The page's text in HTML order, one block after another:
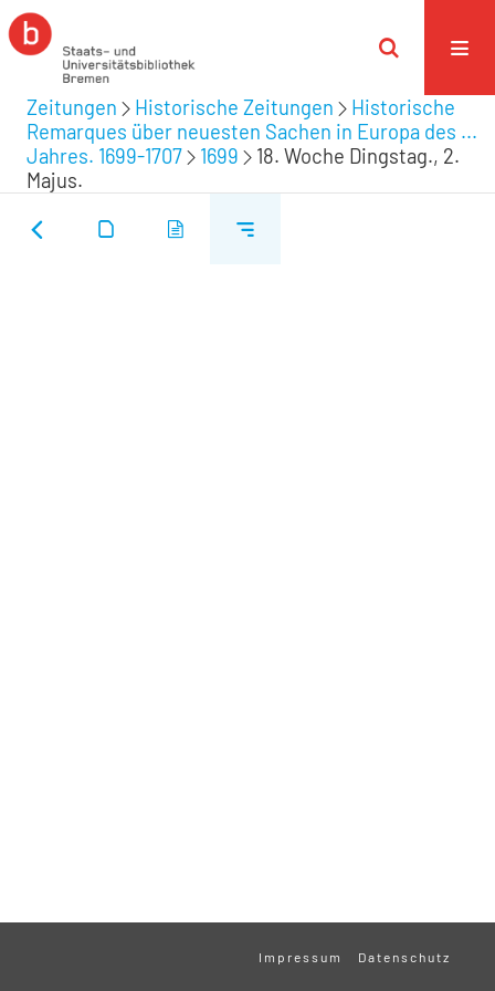
Zeitungen Historische Zeitungen
Historische
Remarques über neuesten Sachen in Europa des ...
Jahres. 1699-1707
1699
18. Woche Dingstag., 2.
Majus.
Impressum Datenschutz